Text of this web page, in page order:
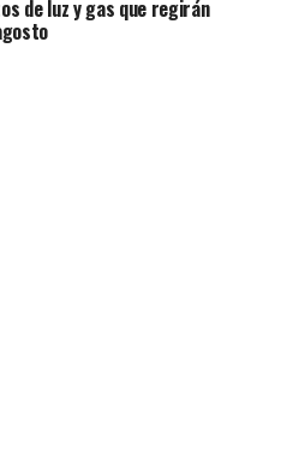
de luz y gas que regirán